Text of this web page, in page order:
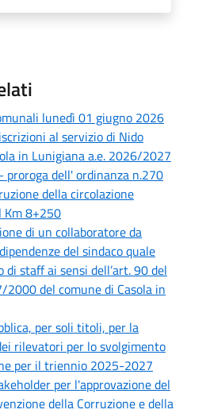
lunedì 01 giugno 2026
al servizio di Nido
in Lunigiana a.e. 2026/2027
proroga dell' ordinanza n.270
della circolazione
Km 8+250
di un collaboratore da
del sindaco quale
di staff ai sensi dell’art. 90 del
del comune di Casola in
per soli titoli, per la
rilevatori per lo svolgimento
per il triennio 2025-2027
per l'approvazione del
della Corruzione e della